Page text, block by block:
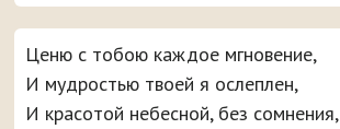
Ценю с тобою каждое мгновение,
И мудростью твоей я ослеплен,
И красотой небесной, без сомнения,